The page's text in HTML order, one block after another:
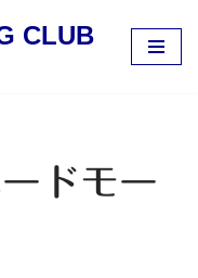
CLUB
ドモー